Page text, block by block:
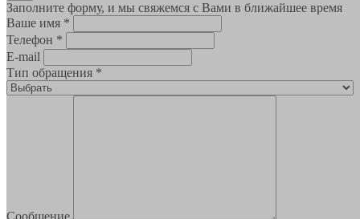
Заполните форму, и мы свяжемся с Вами в ближайшее время
Ваше имя *
Телефон *
E-mail
Тип обращения *